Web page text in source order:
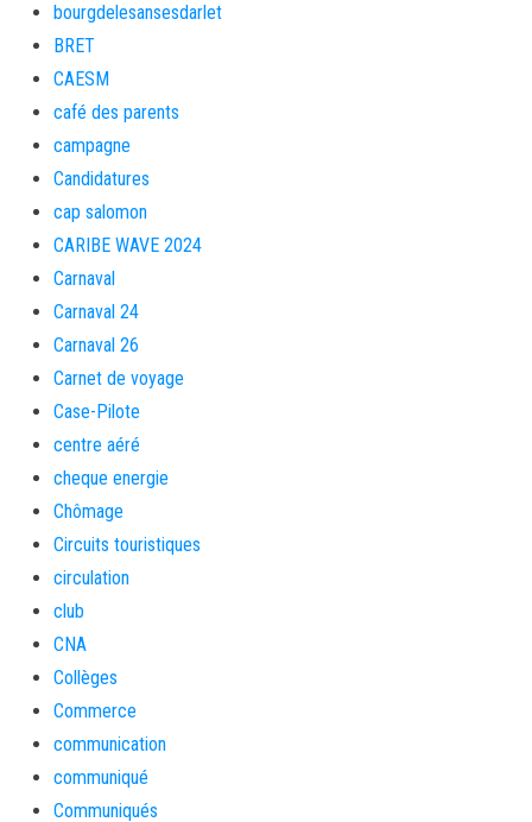
bourgdelesansesdarlet
BRET
CAESM
café des parents
campagne
Candidatures
cap salomon
CARIBE WAVE 2024
Carnaval
Carnaval 24
Carnaval 26
Carnet de voyage
Case-Pilote
centre aéré
cheque energie
Chômage
Circuits touristiques
circulation
club
CNA
Collèges
Commerce
communication
communiqué
Communiqués